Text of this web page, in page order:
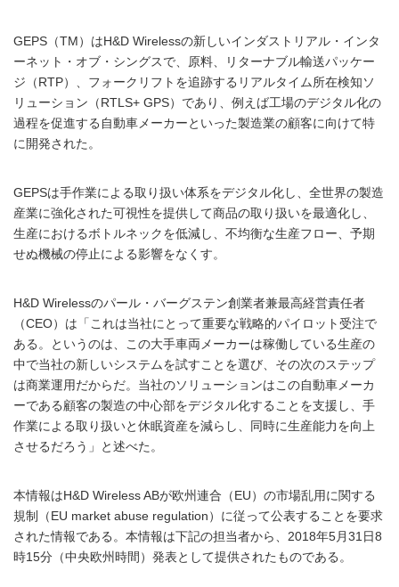
GEPS（TM）はH&D Wirelessの新しいインダストリアル・インタ
ーネット・オブ・シングスで、原料、リターナブル輸送パッケー
ジ（RTP）、フォークリフトを追跡するリアルタイム所在検知ソ
リューション（RTLS+ GPS）であり、例えば工場のデジタル化の
過程を促進する自動車メーカーといった製造業の顧客に向けて特
に開発された。
GEPSは手作業による取り扱い体系をデジタル化し、全世界の製造
産業に強化された可視性を提供して商品の取り扱いを最適化し、
生産におけるボトルネックを低減し、不均衡な生産フロー、予期
せぬ機械の停止による影響をなくす。
H&D Wirelessのパール・バーグステン創業者兼最高経営責任者
（CEO）は「これは当社にとって重要な戦略的パイロット受注で
ある。というのは、この大手車両メーカーは稼働している生産の
中で当社の新しいシステムを試すことを選び、その次のステップ
は商業運用だからだ。当社のソリューションはこの自動車メーカ
ーである顧客の製造の中心部をデジタル化することを支援し、手
作業による取り扱いと休眠資産を減らし、同時に生産能力を向上
させるだろう」と述べた。
本情報はH&D Wireless ABが欧州連合（EU）の市場乱用に関する
規制（EU market abuse regulation）に従って公表することを要求
された情報である。本情報は下記の担当者から、2018年5月31日8
時15分（中央欧州時間）発表として提供されたものである。